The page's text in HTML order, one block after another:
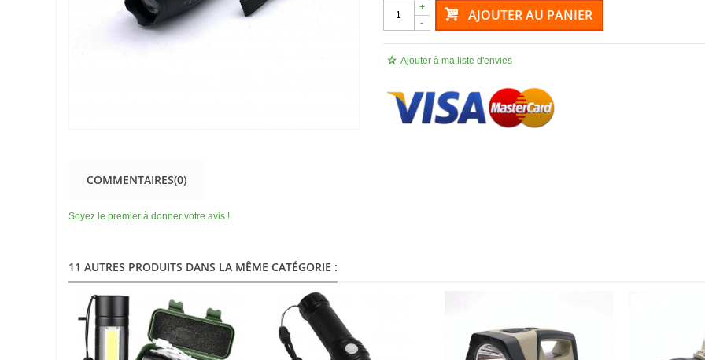
-
+ AJOUTER AU PANIER
Ajouter à ma liste d'envies
COMMENTAIRES(0)
Soyez le premier à donner votre avis !
11 AUTRES PRODUITS DANS LA MÊME CATÉGORIE :